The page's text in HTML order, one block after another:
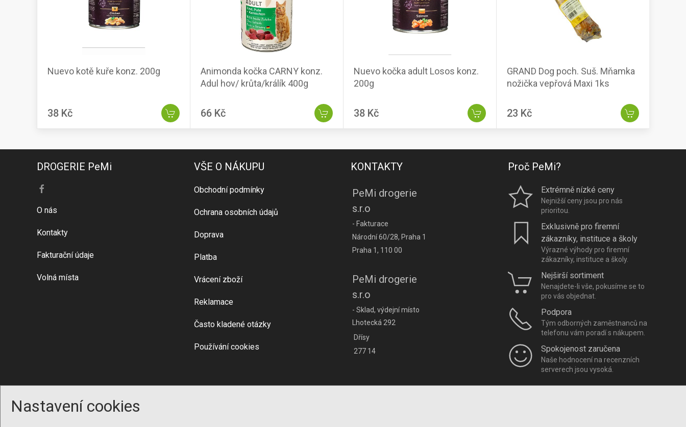
Nastavení cookies
Nuevo kotě kuře konz. 200g
38 Kč
Animonda kočka CARNY konz.
Adul hov/ krůta/králík 400g
66 Kč
Nuevo kočka adult Losos konz.
200g
38 Kč
GRAND Dog poch. Suš. Mňamka
nožička vepřová Maxi 1ks
23 Kč
DROGERIE PeMi
O nás
Kontakty
Fakturační údaje
Volná místa
VŠE O NÁKUPU
Obchodní podmínky
Ochrana osobních údajů
Doprava
Platba
Vrácení zboží
Reklamace
Často kladené otázky
Používání cookies
KONTAKTY
PeMi drogerie
s.r.o
- Fakturace
Národní 60/28, Praha 1
Praha 1, 110 00
PeMi drogerie
s.r.o
- Sklad, výdejní místo
Lhotecká 292
Dřísy
277 14
Proč PeMi?
Extrémně nízké ceny
Nejnižší ceny jsou pro nás
prioritou.
Exklusivně pro firemní
zákazníky, instituce a školy
Výrazné výhody pro firemní
zákazníky, instituce a školy.
Nejširší sortiment
Nenajdete-li vše, pokusíme se to
pro vás objednat.
Podpora
Tým odborných zaměstnanců na
telefonu vám poradí s nákupem.
Spokojenost zaručena
Naše hodnocení na recenzních
serverech jsou vysoká.